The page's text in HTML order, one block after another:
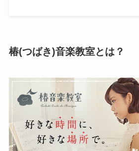
椿(つばき)音楽教室とは？